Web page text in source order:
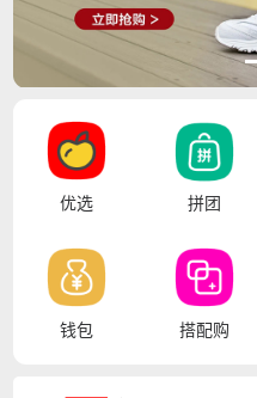
优选 拼团
钱包 搭配购